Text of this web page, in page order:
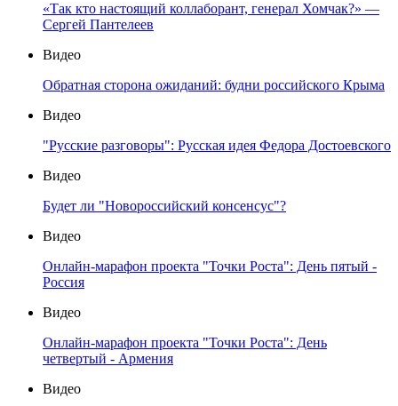
«Так кто настоящий коллаборант, генерал Хомчак?» —
Сергей Пантелеев
Видео
Обратная сторона ожиданий: будни российского Крыма
Видео
"Русские разговоры": Русская идея Федора Достоевского
Видео
Будет ли "Новороссийский консенсус"?
Видео
Онлайн-марафон проекта "Точки Роста": День пятый -
Россия
Видео
Онлайн-марафон проекта "Точки Роста": День
четвертый - Армения
Видео